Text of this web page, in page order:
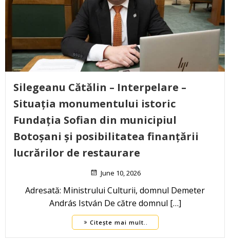
Silegeanu Cătălin – Interpelare –
Situația monumentului istoric
Fundația Sofian din municipiul
Botoșani și posibilitatea finanțării
lucrărilor de restaurare
June 10, 2026
Adresată: Ministrului Culturii, domnul Demeter
András István De către domnul […]
Citește mai mult..